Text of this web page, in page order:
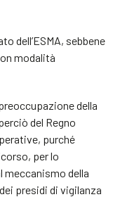
dell’ESMA, sebbene
modalità
della
del Regno
purché
per lo
della
presidi di vigilanza